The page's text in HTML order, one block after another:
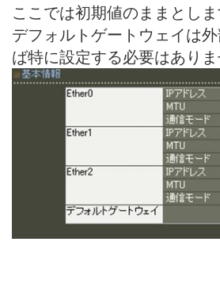
ここでは初期値のままとしま
デフォルトゲートウェイは
ば特に設定する必要はありま